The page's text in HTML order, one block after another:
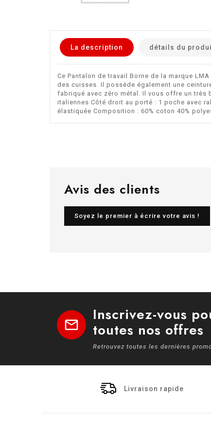
La description détails du
Ce Pantalon de travail Borne de la marque
des cuisses. Il possède également une
fabriqué avec zéro métal. Il vous offre un très
italiennes Côté droit au porté : 1 poche avec
élastiquée Composition : 60% coton 40%
Avis des clients
Soyez le premier à écrire votre avis !
mail
Inscrivez-vous
toutes nos offres
Retrouvez toutes les dernières
Livraison rapide